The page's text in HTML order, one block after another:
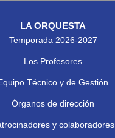
LA ORQUESTA
Temporada 2026-2027
Los Profesores
Técnico y de Gestión
Órganos de dirección
y colaboradores